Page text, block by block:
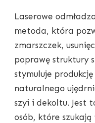
Laserowe
metoda, która
zmarszczek,
poprawę struktury
stymuluje
naturalnego
szyi i dekoltu. Jest
osób, które